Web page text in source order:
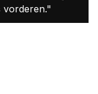
vorderen."